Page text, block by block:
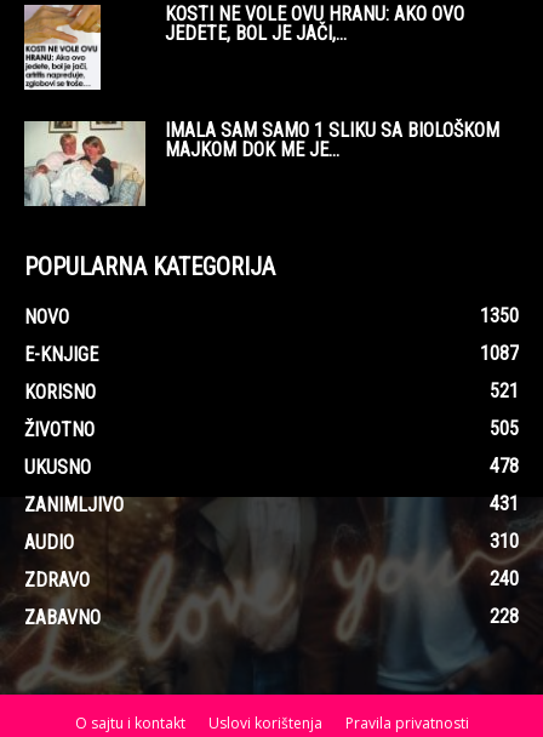
KOSTI NE VOLE OVU HRANU: AKO OVO
JEDETE, BOL JE JAČI,...
IMALA SAM SAMO 1 SLIKU SA BIOLOŠKOM
MAJKOM DOK ME JE...
POPULARNA KATEGORIJA
NOVO
1350
E-KNJIGE
1087
KORISNO
521
ŽIVOTNO
505
UKUSNO
478
ZANIMLJIVO
431
AUDIO
310
ZDRAVO
240
ZABAVNO
228
O sajtu i kontakt Uslovi korištenja Pravila privatnosti